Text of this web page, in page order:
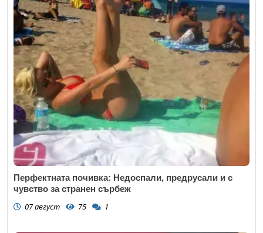
Перфектната почивка: Недоспали, предрусали и с
чувство за странен сърбеж
07 август 75 1